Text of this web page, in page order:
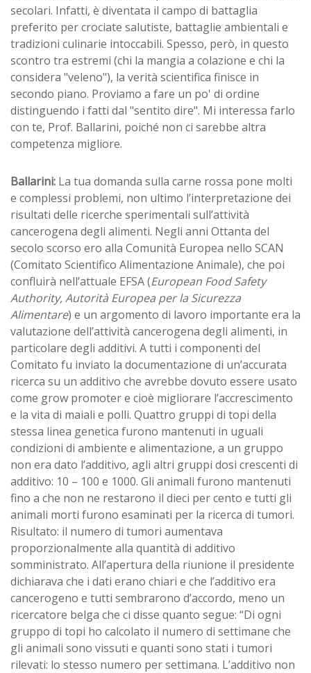
secolari. Infatti, è diventata il campo di battaglia
preferito per crociate salutiste, battaglie ambientali e
tradizioni culinarie intoccabili. Spesso, però, in questo
scontro tra estremi (chi la mangia a colazione e chi la
considera "veleno"), la verità scientifica finisce in
secondo piano. Proviamo a fare un po' di ordine
distinguendo i fatti dal "sentito dire". Mi interessa farlo
con te, Prof. Ballarini, poiché non ci sarebbe altra
competenza migliore.
Ballarini: La tua domanda sulla carne rossa pone molti
e complessi problemi, non ultimo l’interpretazione dei
risultati delle ricerche sperimentali sull’attività
cancerogena degli alimenti. Negli anni Ottanta del
secolo scorso ero alla Comunità Europea nello SCAN
(Comitato Scientifico Alimentazione Animale), che poi
confluirà nell’attuale EFSA (European Food Safety
Authority, Autorità Europea per la Sicurezza
Alimentare) e un argomento di lavoro importante era la
valutazione dell’attività cancerogena degli alimenti, in
particolare degli additivi. A tutti i componenti del
Comitato fu inviato la documentazione di un’accurata
ricerca su un additivo che avrebbe dovuto essere usato
come grow promoter e cioè migliorare l’accrescimento
e la vita di maiali e polli. Quattro gruppi di topi della
stessa linea genetica furono mantenuti in uguali
condizioni di ambiente e alimentazione, a un gruppo
non era dato l’additivo, agli altri gruppi dosi crescenti di
additivo: 10 – 100 e 1000. Gli animali furono mantenuti
fino a che non ne restarono il dieci per cento e tutti gli
animali morti furono esaminati per la ricerca di tumori.
Risultato: il numero di tumori aumentava
proporzionalmente alla quantità di additivo
somministrato. All’apertura della riunione il presidente
dichiarava che i dati erano chiari e che l’additivo era
cancerogeno e tutti sembrarono d’accordo, meno un
ricercatore belga che ci disse quanto segue: “Di ogni
gruppo di topi ho calcolato il numero di settimane che
gli animali sono vissuti e quanti sono stati i tumori
rilevati: lo stesso numero per settimana. L’additivo non